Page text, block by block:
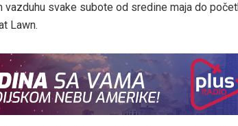
vazduhu svake subote od sredine maja do
Lawn.